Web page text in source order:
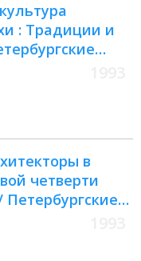
: Традиции и
конф.,
в петровское
в
четверти
Петербургские
конф.,